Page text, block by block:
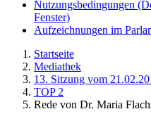
Nutzungsbedingungen
Fenster)
Aufzeichnungen im
Startseite
Mediathek
13. Sitzung vom
TOP 2
Rede von Dr. Maria